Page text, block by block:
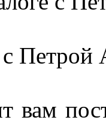
вам